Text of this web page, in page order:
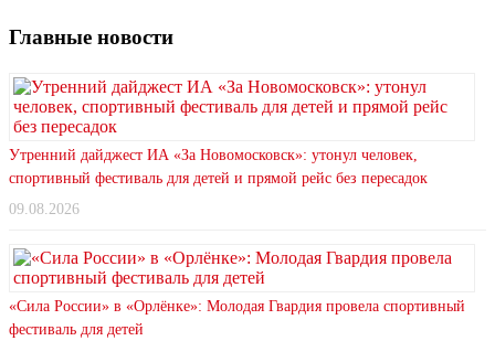
Главные новости
Утренний дайджест ИА «За Новомосковск»: утонул человек,
спортивный фестиваль для детей и прямой рейс без пересадок
09.08.2026
«Сила России» в «Орлёнке»: Молодая Гвардия провела спортивный
фестиваль для детей